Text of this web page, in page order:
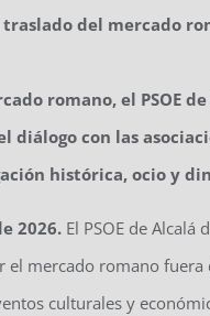
del mercado
romano, el PSOE
diálogo con las
histórica, ocio y
2026. El PSOE de
el mercado romano
culturales y